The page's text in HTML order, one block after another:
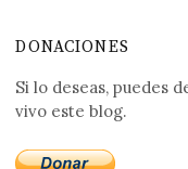
DONACIONES
Si lo deseas, puedes
vivo este blog.